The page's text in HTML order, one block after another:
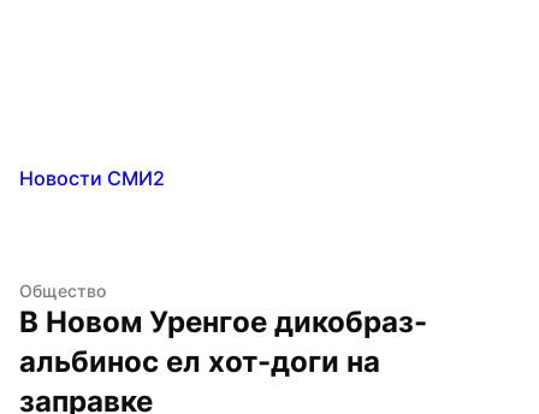
Новости СМИ2
Общество
В Новом Уренгое дикобраз-
альбинос ел хот-доги на
заправке